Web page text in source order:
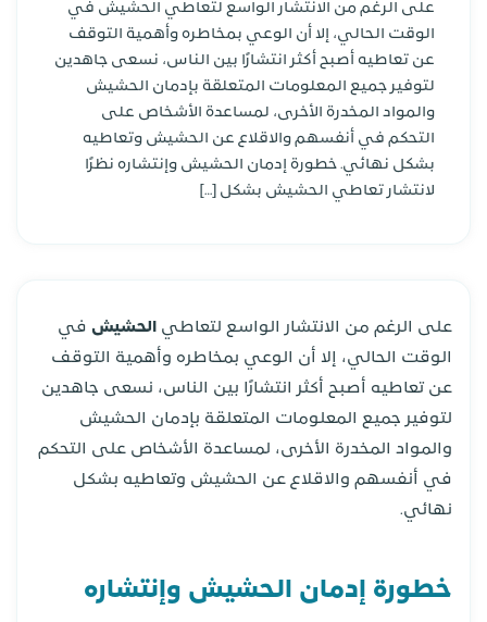
على الرغم من الانتشار الواسع لتعاطي الحشيش في
الوقت الحالي، إلا أن الوعي بمخاطره وأهمية التوقف
عن تعاطيه أصبح أكثر انتشارًا بين الناس، نسعى جاهدين
لتوفير جميع المعلومات المتعلقة بإدمان الحشيش
والمواد المخدرة الأخرى، لمساعدة الأشخاص على
التحكم في أنفسهم والاقلاع عن الحشيش وتعاطيه
بشكل نهائي. خطورة إدمان الحشيش وإنتشاره نظرًا
لانتشار تعاطي الحشيش بشكل […]
على الرغم من الانتشار الواسع لتعاطي الحشيش في
الوقت الحالي، إلا أن الوعي بمخاطره وأهمية التوقف
عن تعاطيه أصبح أكثر انتشارًا بين الناس، نسعى جاهدين
لتوفير جميع المعلومات المتعلقة بإدمان الحشيش
والمواد المخدرة الأخرى، لمساعدة الأشخاص على التحكم
في أنفسهم والاقلاع عن الحشيش وتعاطيه بشكل
نهائي.
خطورة إدمان الحشيش وإنتشاره